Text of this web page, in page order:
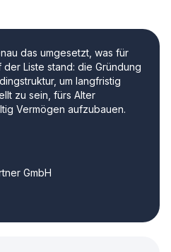
das umgesetzt, was für
Liste stand: die Gründung
um langfristig
zu sein, fürs Alter
Vermögen aufzubauen.
GmbH